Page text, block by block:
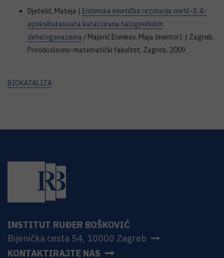
Djetelić, Mateja | Enzimska kinetička rezolucija metil-3, 4-
epoksibutanoata katalizirana halogenhidrin
dehalogenazama / Majerić Elenkov, Maja (mentor). | Zagreb,
Prirodoslovno-matematički fakultet, Zagreb, 2009
BIOKATALIZA
INSTITUT RUĐER BOŠKOVIĆ
Bijenička cesta 54, 10000 Zagreb
KONTAKTIRAJTE NAS